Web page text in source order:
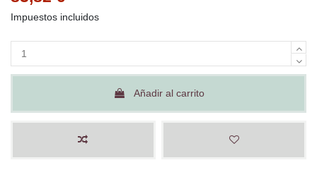
Impuestos incluidos
Añadir al carrito